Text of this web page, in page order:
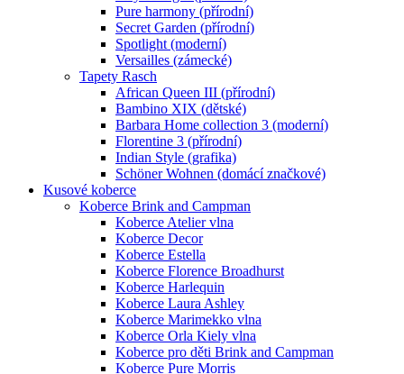
Pure harmony (přírodní)
Secret Garden (přírodní)
Spotlight (moderní)
Versailles (zámecké)
Tapety Rasch
African Queen III (přírodní)
Bambino XIX (dětské)
Barbara Home collection 3 (moderní)
Florentine 3 (přírodní)
Indian Style (grafika)
Schöner Wohnen (domácí značkové)
Kusové koberce
Koberce Brink and Campman
Koberce Atelier vlna
Koberce Decor
Koberce Estella
Koberce Florence Broadhurst
Koberce Harlequin
Koberce Laura Ashley
Koberce Marimekko vlna
Koberce Orla Kiely vlna
Koberce pro děti Brink and Campman
Koberce Pure Morris